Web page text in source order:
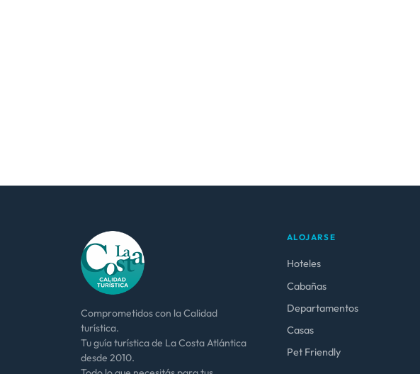
Comprometidos con la Calidad
turística.
Tu guía turística de La Costa Atlántica
desde 2010.
ALOJARSE
Hoteles
Cabañas
Departamentos
Casas
Pet Friendly